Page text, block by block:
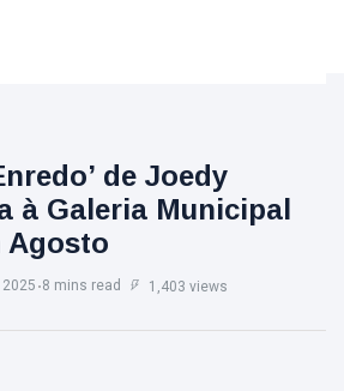
de Joedy
à Galeria Municipal
Agosto
8 mins read 1,403 views